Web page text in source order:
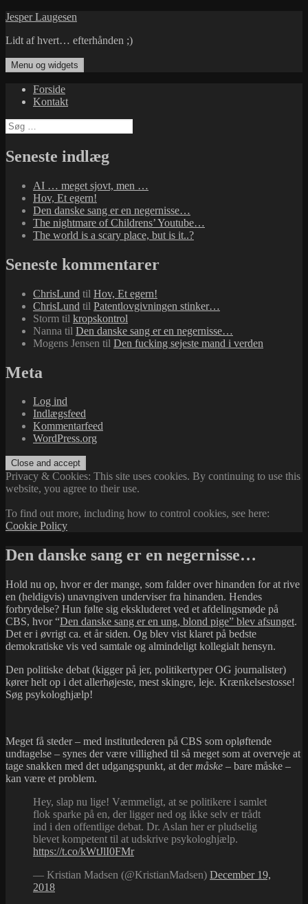
Hop
indhold
Jesper Laugesen
Lidt af hvert… efterhånden ;)
Menu og widgets
Forside
Kontakt
Søg
efter:
Seneste indlæg
AI … meget sjovt, men …
Hov, Et egern!
Den danske sang er en negernisse…
The nightmare of Childrens’ Youtube…
The world is a scary place, but is it..?
Seneste kommentarer
ChrisLund til Hov, Et egern!
ChrisLund til Patentlovgivningen stinker…
Storm til kropskontrol
Nanna til Den danske sang er en negernisse…
Mogens Jensen til Den fucking sejeste mand i verden
Meta
Log ind
Indlægsfeed
Kommentarfeed
WordPress.org
Privacy & Cookies: This site uses cookies. By continuing to use this
website, you agree to their use.
To find out more, including how to control cookies, see here:
Cookie Policy
Den danske sang er en negernisse…
Hold nu op, hvor er der mange, som falder over hinanden for at rive
en (heldigvis) unavngiven underviser fra hinanden. Hendes
forbrydelse? Hun følte sig ekskluderet ved et afdelingsmøde på
CBS, hvor “Den danske sang er en ung, blond pige” blev afsunget.
Det er i øvrigt ca. et år siden. Og blev vist klaret på bedste
demokratiske vis ved samtale og almindeligt kollegialt hensyn.
Den politiske debat (kigger på jer, politikertyper OG journalister)
kører helt op i det allerhøjeste, mest skingre, leje. Krænkelsestosse!
Søg psykologhjælp!
Meget få steder – med institutlederen på CBS som opløftende
undtagelse – synes der være villighed til så meget som at overveje at
tage snakken med det udgangspunkt, at dermåske – bare måske –
kan være et problem.
Hey, slap nu lige! Væmmeligt, at se politikere i samlet
flok sparke på en, der ligger ned og ikke selv er trådt
ind i den offentlige debat. Dr. Aslan her er pludselig
blevet kompetent til at udskrive psykologhjælp.
https://t.co/kWtJlI0FMr
— Kristian Madsen (@KristianMadsen) December 19,
2018